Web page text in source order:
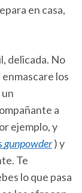
en casa,
delicada. No
los
a
ejemplo, y
gunpowder) y
Te
lo que pasa